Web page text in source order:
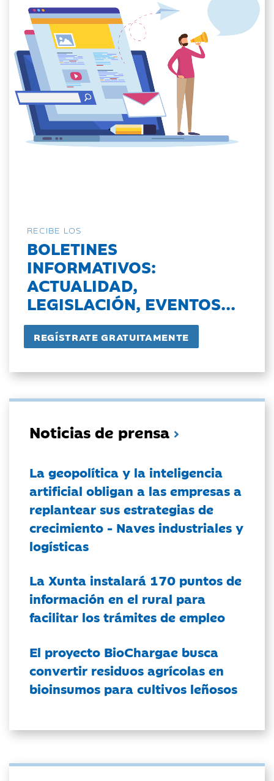
RECIBE LOS
BOLETINES
INFORMATIVOS:
ACTUALIDAD,
LEGISLACIÓN, EVENTOS...
Noticias de prensa
La geopolítica y la inteligencia
artificial obligan a las empresas a
replantear sus estrategias de
crecimiento - Naves industriales y
logísticas
La Xunta instalará 170 puntos de
información en el rural para
facilitar los trámites de empleo
El proyecto BioChargae busca
convertir residuos agrícolas en
bioinsumos para cultivos leñosos